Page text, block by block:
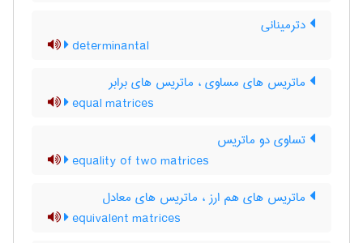
دترمینانی
determinantal
ماتریس های مساوی ، ماتریس های برابر
equal matrices
تساوی دو ماتریس
equality of two matrices
ماتریس های هم ارز ، ماتریس های معادل
equivalent matrices